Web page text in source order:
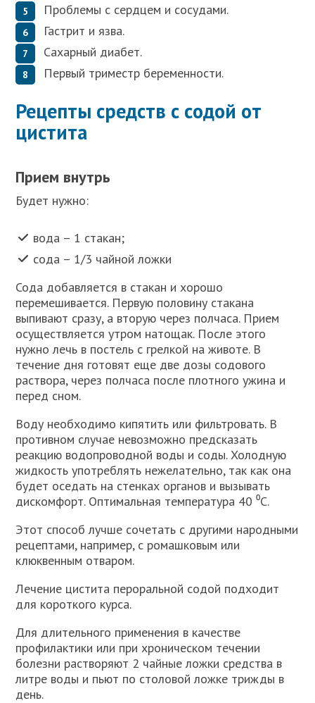
Проблемы с сердцем и сосудами.
Гастрит и язва.
Сахарный диабет.
Первый триместр беременности.
Рецепты средств с содой от
цистита
Прием внутрь
Будет нужно:
вода – 1 стакан;
сода – 1/3 чайной ложки
Сода добавляется в стакан и хорошо
перемешивается. Первую половину стакана
выпивают сразу, а вторую через полчаса. Прием
осуществляется утром натощак. После этого
нужно лечь в постель с грелкой на животе. В
течение дня готовят еще две дозы содового
раствора, через полчаса после плотного ужина и
перед сном.
Воду необходимо кипятить или фильтровать. В
противном случае невозможно предсказать
реакцию водопроводной воды и соды. Холодную
жидкость употреблять нежелательно, так как она
будет оседать на стенках органов и вызывать
дискомфорт. Оптимальная температура 40 ⁰C.
Этот способ лучше сочетать с другими народными
рецептами, например, с ромашковым или
клюквенным отваром.
Лечение цистита пероральной содой подходит
для короткого курса.
Для длительного применения в качестве
профилактики или при хроническом течении
болезни растворяют 2 чайные ложки средства в
литре воды и пьют по столовой ложке трижды в
день.